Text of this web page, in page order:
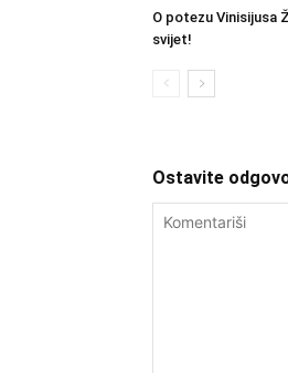
O potezu Vinisijusa
svijet!
Ostavite